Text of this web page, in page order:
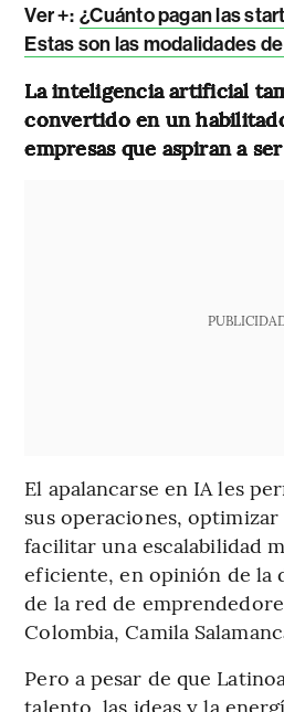
Ver +: ¿Cuánto pagan las
Estas son las modalidades
La inteligencia artificial
convertido en un
empresas que aspiran a
El apalancarse en IA les
sus operaciones, optimizar
facilitar una escalabilidad
eficiente, en opinión de la
de la red de
Colombia, Camila
Pero a pesar de que
talento, las ideas y la